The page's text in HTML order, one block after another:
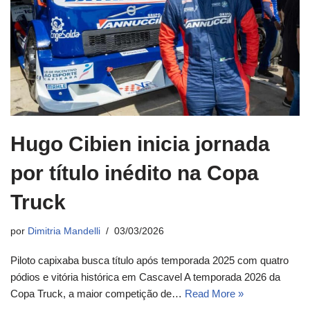
Hugo Cibien inicia jornada
por título inédito na Copa
Truck
por Dimitria Mandelli 03/03/2026
Piloto capixaba busca título após temporada 2025 com quatro
pódios e vitória histórica em Cascavel A temporada 2026 da
Copa Truck, a maior competição de… Read More »